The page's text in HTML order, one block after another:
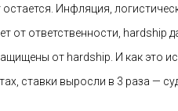
Инфляция,
от ответственности, hardship
от hardship. И как это
ставки выросли в 3 раза —